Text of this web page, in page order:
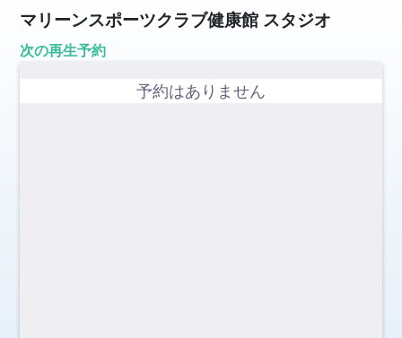
マリーンスポーツクラブ健康館 スタジオ
次の再生予約
予約はありません